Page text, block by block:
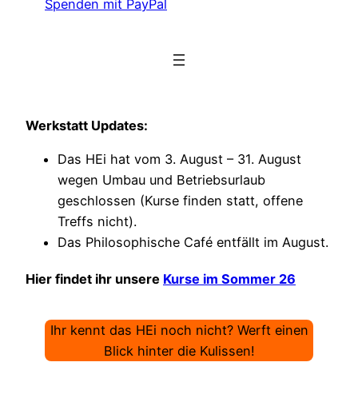
Spenden mit PayPal
Werkstatt Updates:
Das HEi hat vom 3. August – 31. August
wegen Umbau und Betriebsurlaub
geschlossen (Kurse finden statt, offene
Treffs nicht).
Das Philosophische Café entfällt im August.
Hier findet ihr unsere Kurse im Sommer 26
Ihr kennt das HEi noch nicht? Werft einen
Blick hinter die Kulissen!